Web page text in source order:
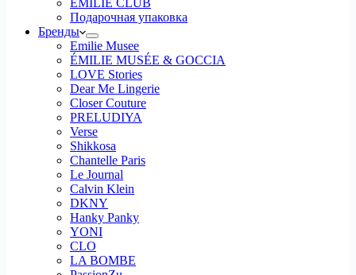
ÉMILIE CLUB
Подарочная упаковка
Бренды
Emilie Musee
ÉMILIE MUSÉE & GOCCIA
LOVE Stories
Dear Me Lingerie
Closer Couture
PRELUDIYA
Verse
Shikkosa
Chantelle Paris
Le Journal
Calvin Klein
DKNY
Hanky Panky
YONI
CLO
LA BOMBE